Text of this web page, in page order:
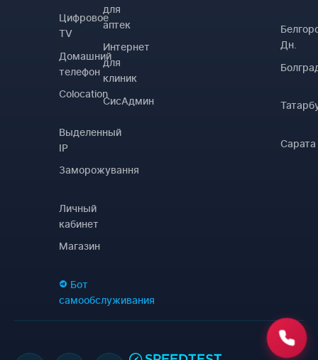
Цифровое
TV
Домашний
телефон
Colocation
Выделенный
IP
Заморожування
Личный
кабинет
Магазин
Бот
самообслуживания
для
аптек
Интернет
для
клиник
СисАдмин
Дн.
Сарата